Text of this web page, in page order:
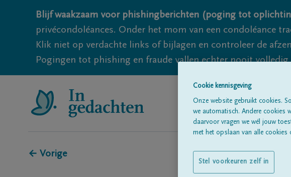
Blijf waakzaam voor phishingberichten (poging tot
privécondoléances. Onder het mom van een condoléance
Klik niet op verdachte links of bijlagen en controleer de
Pogingen tot phishing en fraude vallen echter nooit
← Vorige
Cookie kennisgeving
Onze website gebruikt cookies.
we automatisch. Andere cookies
daarvoor vragen we wél jouw
met het opslaan van alle cookies
Stel voorkeuren zelf in